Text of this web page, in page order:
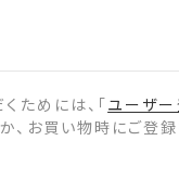
ためには、「ユーザ
、お買い物時にご登録